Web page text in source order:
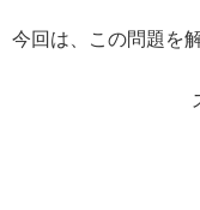
今回は、この問題を